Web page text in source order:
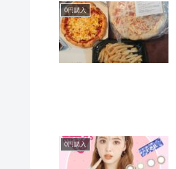
0円購入
0円購入